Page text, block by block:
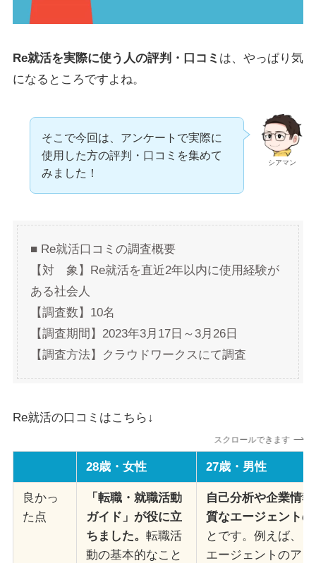
Re就活を実際に使う人の評判・口コミ は、やっぱり気
になるところですよね。
シアマン
そこで今回は、アンケートで実際に
使用した方の評判・口コミを集めて
みました！
■ Re就活口コミの調査概要
【対 象】Re就活を直近2年以内に使用経験が
ある社会人
【調査数】10名
【調査期間】2023年3月17日～3月26日
【調査方法】クラウドワークスにて調査
Re就活の口コミはこちら↓
スクロールできます
28歳・女性 27歳・男性
良かっ
た点
「転職・就職活動
ガイド」が役に立
ちました。 転職活
動の基本的なこと
自己分析や企業情
質なエージェント
とです。例えば、
エージェントのア